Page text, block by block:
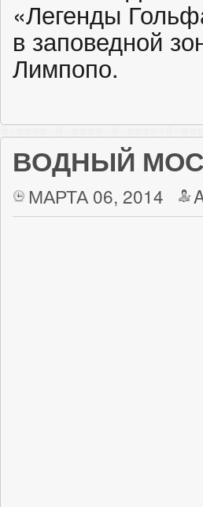
«Легенды
в заповедной
Лимпопо.
ВОДНЫЙ
МАРТА 06, 2014